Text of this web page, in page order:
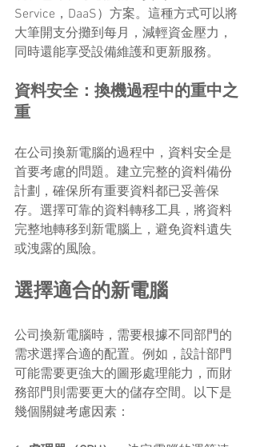
Service，DaaS）方案。這種方式可以將
大筆開支分攤到每月，減輕資金壓力，
同時還能享受設備維護和更新服務。
資料安全：換機過程中的重中之
重
在公司換新電腦的過程中，資料安全是
首要考慮的問題。建立完整的資料備份
計劃，確保所有重要資料都已妥善保
存。選擇可靠的資料轉移工具，將資料
完整地轉移到新電腦上，避免資料遺失
或洩露的風險。
選擇適合的新電腦
公司換新電腦時，需要根據不同部門的
需求選擇合適的配置。例如，設計部門
可能需要更強大的圖形處理能力，而財
務部門則需要更大的儲存空間。以下是
幾個關鍵考慮因素：